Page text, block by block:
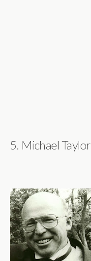
5. Michael Taylor